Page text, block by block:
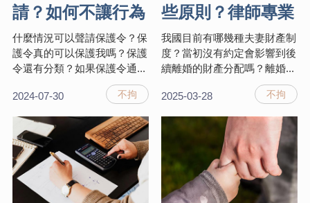
請？如何不讓行為
人繼續騷擾？律師
一次教會你！
什麼情況可以聲請保護令？保
護令真的可以保護我嗎？保護
令還有分類？如果保護令通...
2024-07-30 不拘
些原則？律師專業
解析3種夫妻財產
制！
我國目前有哪幾種夫妻財產制
度？當初沒有約定會影響到後
續離婚的財產分配嗎？離婚...
2025-03-28 不拘